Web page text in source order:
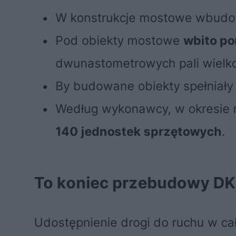
W konstrukcje mostowe
Pod obiekty mostowe wbito
dwunastometrowych pali
By budowane obiekty
Według wykonawcy, w
140 jednostek sprzętowych.
To koniec przebudowy
Udostępnienie drogi do ruchu w